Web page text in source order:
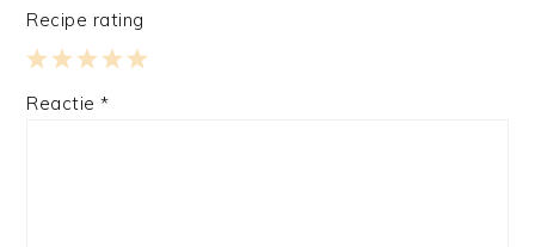
Recipe rating
4
3
2
1
Reactie*